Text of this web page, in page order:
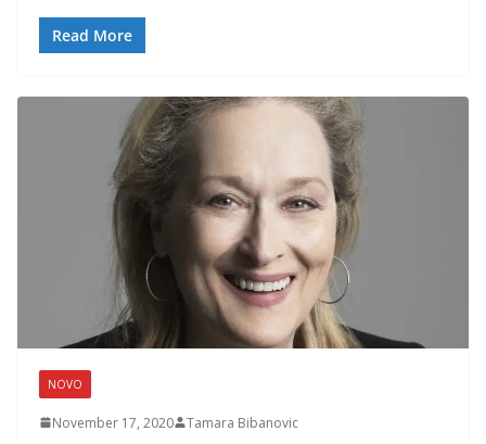
Read More
NOVO
November 17, 2020 Tamara Bibanovic